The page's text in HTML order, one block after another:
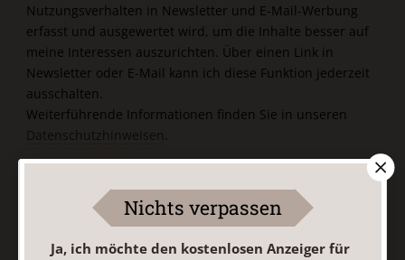
Nutzungsverhalten in Newsletter und E-Mail-Werbung
erfasst und ausgewertet wird, um die Inhalte besser auf
meine Interessen auszurichten. Über einen Link in
Newsletter oder E-Mail kann ich diese Funktion jederzeit
ausschalten.
Weiterführende Informationen finden Sie in unseren
Datenschutzhinweisen.
Jetzt anmelden
Nichts verpassen
Ja, ich möchte den kostenlosen Anzeiger für